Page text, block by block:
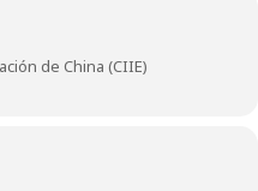
de China (CIIE)